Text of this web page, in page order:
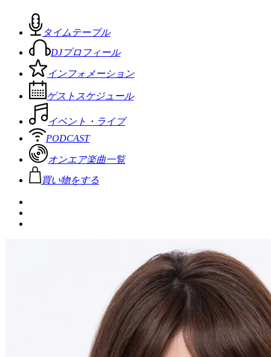
タイムテーブル
DJプロフィール
インフォメーション
ゲストスケジュール
イベント・ライブ
PODCAST
オンエア楽曲一覧
買い物をする